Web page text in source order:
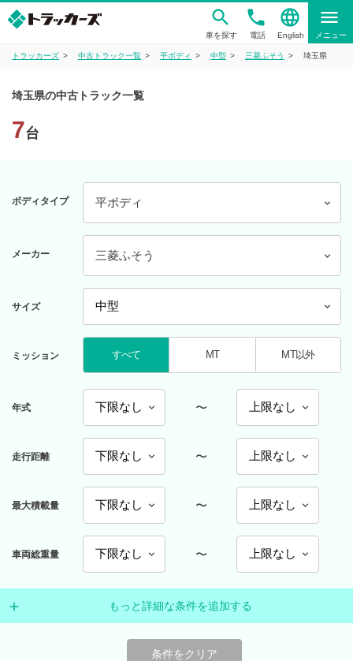
車を探す
phone
電話
language
English
menu
メニュー
トラッカーズ 中古トラック一覧 平ボディ 中型 三菱ふそう 埼玉県
埼玉県の中古トラック一覧
7台
ボディタイプ 平ボディ
メーカー 三菱ふそう
サイズ
ミッション すべて MT MT以外
年式 〜
走行距離 〜
最大積載量 〜
車両総重量 〜
もっと詳細な条件を追加する
条件をクリア